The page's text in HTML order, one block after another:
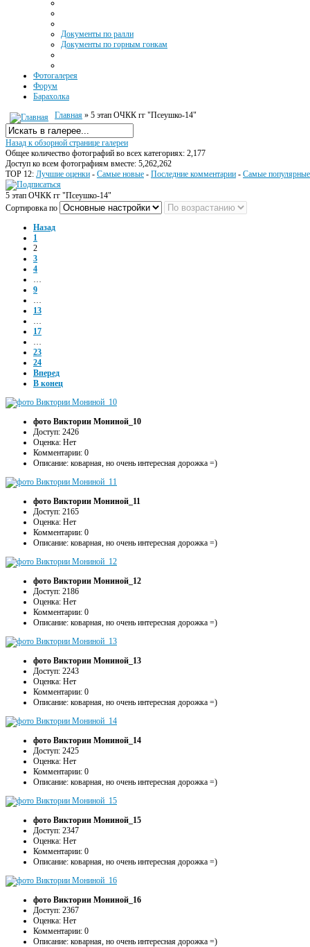
Документы по ралли
Документы по горным гонкам
Фотогалерея
Форум
Барахолка
Главная » 5 этап ОЧКК гг "Псеушко-14"
Назад к обзорной странице галереи
Общее количество фотографий во всех категориях: 2,177
Доступ ко всем фотографиям вместе: 5,262,262
TOP 12: Лучшие оценки - Самые новые - Последние комментарии - Самые популярные
5 этап ОЧКК гг "Псеушко-14"
Сортировка по
Назад
1
2
3
4
…
9
…
13
…
17
…
23
24
Вперед
В конец
фото Виктории Мониной_10
Доступ: 2426
Оценка: Нет
Комментарии: 0
Описание: коварная, но очень интересная дорожка =)
фото Виктории Мониной_11
Доступ: 2165
Оценка: Нет
Комментарии: 0
Описание: коварная, но очень интересная дорожка =)
фото Виктории Мониной_12
Доступ: 2186
Оценка: Нет
Комментарии: 0
Описание: коварная, но очень интересная дорожка =)
фото Виктории Мониной_13
Доступ: 2243
Оценка: Нет
Комментарии: 0
Описание: коварная, но очень интересная дорожка =)
фото Виктории Мониной_14
Доступ: 2425
Оценка: Нет
Комментарии: 0
Описание: коварная, но очень интересная дорожка =)
фото Виктории Мониной_15
Доступ: 2347
Оценка: Нет
Комментарии: 0
Описание: коварная, но очень интересная дорожка =)
фото Виктории Мониной_16
Доступ: 2367
Оценка: Нет
Комментарии: 0
Описание: коварная, но очень интересная дорожка =)